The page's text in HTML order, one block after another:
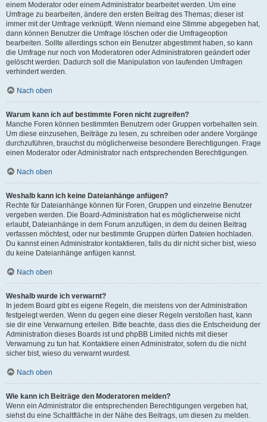
einem Moderator oder einem Administrator bearbeitet werden. Um eine
Umfrage zu bearbeiten, ändere den ersten Beitrag des Themas; dieser ist
immer mit der Umfrage verknüpft. Wenn niemand eine Stimme abgegeben hat,
dann können Benutzer die Umfrage löschen oder die Umfrageoption
bearbeiten. Sollte allerdings schon ein Benutzer abgestimmt haben, so kann
die Umfrage nur noch von Moderatoren oder Administratoren geändert oder
gelöscht werden. Dadurch soll die Manipulation von laufenden Umfragen
verhindert werden.
Nach oben
Warum kann ich auf bestimmte Foren nicht zugreifen?
Manche Foren können bestimmten Benutzern oder Gruppen vorbehalten sein.
Um diese einzusehen, Beiträge zu lesen, zu schreiben oder andere Vorgänge
durchzuführen, brauchst du möglicherweise besondere Berechtigungen. Frage
einen Moderator oder Administrator nach entsprechenden Berechtigungen.
Nach oben
Weshalb kann ich keine Dateianhänge anfügen?
Rechte für Dateianhänge können für Foren, Gruppen und einzelne Benutzer
vergeben werden. Die Board-Administration hat es möglicherweise nicht
erlaubt, Dateianhänge in dem Forum anzufügen, in dem du deinen Beitrag
verfassen möchtest, oder nur bestimmte Gruppen dürfen Dateien hochladen.
Du kannst einen Administrator kontaktieren, falls du dir nicht sicher bist, wieso
du keine Dateianhänge anfügen kannst.
Nach oben
Weshalb wurde ich verwarnt?
In jedem Board gibt es eigene Regeln, die meistens von der Administration
festgelegt werden. Wenn du gegen eine dieser Regeln verstoßen hast, kann
sie dir eine Verwarnung erteilen. Bitte beachte, dass dies die Entscheidung der
Administration dieses Boards ist und phpBB Limited nichts mit dieser
Verwarnung zu tun hat. Kontaktiere einen Administrator, sofern du die nicht
sicher bist, wieso du verwarnt wurdest.
Nach oben
Wie kann ich Beiträge den Moderatoren melden?
Wenn ein Administrator die entsprechenden Berechtigungen vergeben hat,
siehst du eine Schaltfläche in der Nähe des Beitrags, um diesen zu melden.